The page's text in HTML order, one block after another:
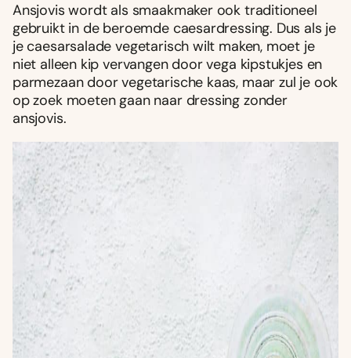
Ansjovis wordt als smaakmaker ook traditioneel
gebruikt in de beroemde caesardressing. Dus als je
je caesarsalade vegetarisch wilt maken, moet je
niet alleen kip vervangen door vega kipstukjes en
parmezaan door vegetarische kaas, maar zul je ook
op zoek moeten gaan naar dressing zonder
ansjovis.